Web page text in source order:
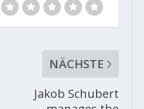
NÄCHSTE
Jakob Schubert